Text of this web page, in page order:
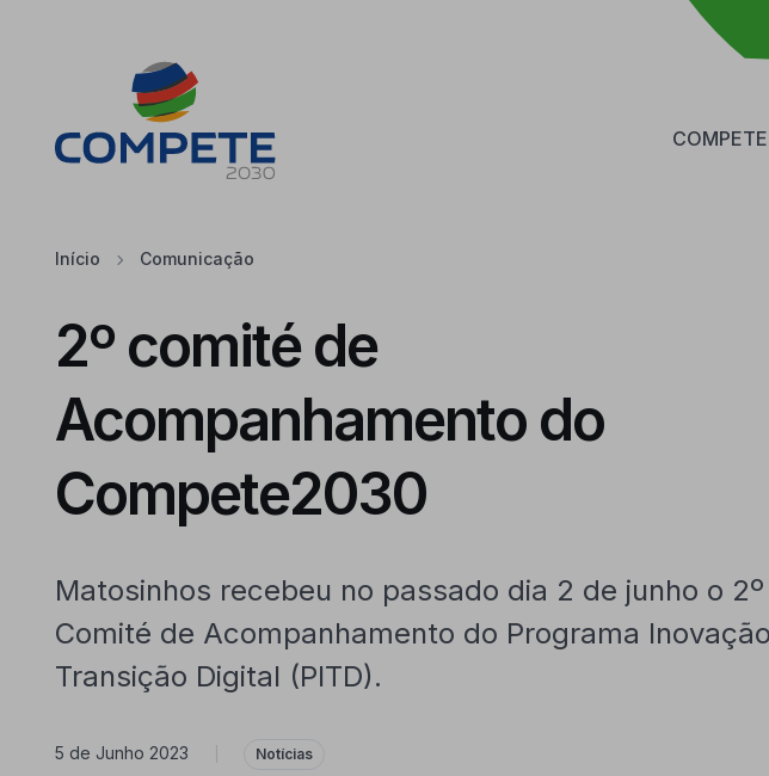
Início Comunicação
2º comité de
Acompanhamento do
Compete2030
Matosinhos recebeu no passado dia 2 de junho o 2º
Comité de Acompanhamento do Programa
Transição Digital (PITD).
5 de Junho 2023 Notícias